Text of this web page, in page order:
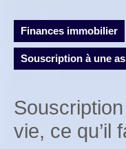
Finances immobilier
Souscription à une
vie, ce qu’il